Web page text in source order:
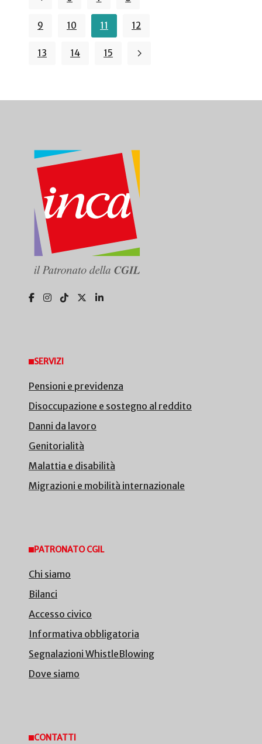
9 10 11 12
13 14 15
SERVIZI
Pensioni e previdenza
Disoccupazione e sostegno al reddito
Danni da lavoro
Genitorialità
Malattia e disabilità
Migrazioni e mobilità internazionale
PATRONATO CGIL
Chi siamo
Bilanci
Accesso civico
Informativa obbligatoria
Segnalazioni WhistleBlowing
Dove siamo
CONTATTI